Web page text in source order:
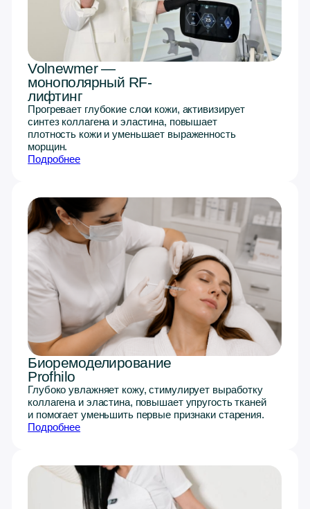
HELEO PRO LED 4
Светотерапия ускоряет восстановление тканей,
улучшает микроциркуляцию, снимает признаки
Оставить заявку
Оставьте свои контакты — подберем
решение, подходящее именно вам,
бережно и профессионально.
Не откладывайте
заботу о себе